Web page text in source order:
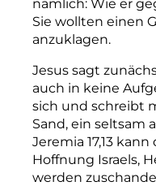
nämlich: Wie er
Sie wollten einen
anzuklagen.
Jesus sagt
auch in keine
sich und schreibt
Sand, ein seltsam
Jeremia 17,13
Hoffnung Israels,
werden